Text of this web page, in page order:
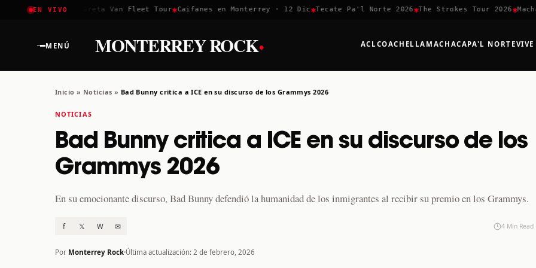
EN VIVO
2026✱Greta Van Fleet Tour ✱Caifanes en Monterrey · 12 Dic✱ Tecate Pa'l Norte 2026 ✱The Strokes Tour 2026 ✱Machaca
MENÚ MONTERREY ROCK· ACLCOACHELLA MACHACAPA'L NORTE
Inicio » Noticias » Bad Bunny critica a ICE en su discurso de los Grammys 2026
NOTICIAS
Bad Bunny critica a ICE en su discurso de los
Grammys 2026
En su emocionante discurso, Bad Bunny defendió la humanidad de los inmigrantes al recibir su premio en los Grammys.
f 𝕏 W ✉ 4 Min Read
Por Monterrey Rock Última actualización: 2 de febrero, 2026